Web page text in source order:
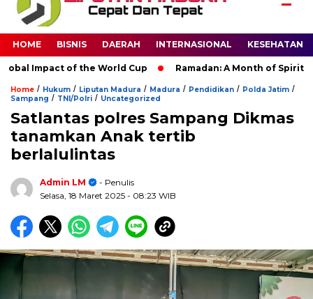
HOME BISNIS DAERAH INTERNASIONAL KESEHATAN
Impact of the World Cup Ramadan: A Month of Spiritual
Home / Hukum / Liputan Madura / Madura / Pendidikan / Polda Jatim /
Sampang / TNI/Polri / Uncategorized
Satlantas polres Sampang Dikmas
tanamkan Anak tertib
berlalulintas
Admin LM
- Penulis
Selasa, 18 Maret 2025 - 08:23 WIB